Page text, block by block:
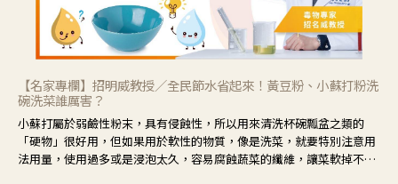
【名家專欄】招明威教授／全民節水省起來！黃豆粉、小蘇打粉洗
碗洗菜誰厲害？
小蘇打屬於弱鹼性粉末，具有侵蝕性，所以用來清洗杯碗瓢盆之類的
「硬物」很好用，但如果用於軟性的物質，像是洗菜，就要特別注意用
法用量，使用過多或是浸泡太久，容易腐蝕蔬菜的纖維，讓菜軟掉不清